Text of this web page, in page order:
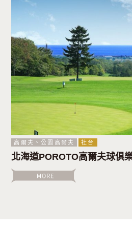
高爾夫、公園高爾夫 社台
北海道POROTO高爾夫球俱